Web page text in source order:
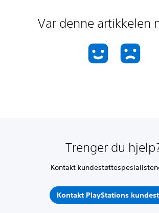
Var denne artikkelen
Trenger du
Kontakt
Kontakt PlayStations